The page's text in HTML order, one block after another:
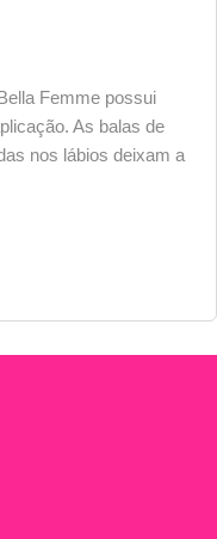
Femme possui
As balas de
nos lábios deixam a